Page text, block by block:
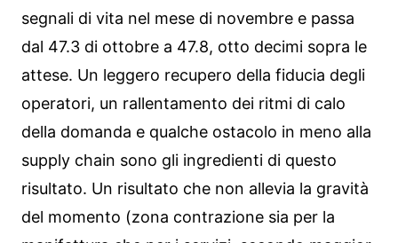
segnali di vita nel mese di novembre e passa
dal 47.3 di ottobre a 47.8, otto decimi sopra le
attese. Un leggero recupero della fiducia degli
operatori, un rallentamento dei ritmi di calo
della domanda e qualche ostacolo in meno alla
supply chain sono gli ingredienti di questo
risultato. Un risultato che non allevia la gravità
del momento (zona contrazione sia per la